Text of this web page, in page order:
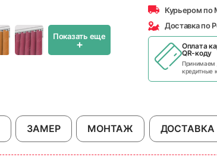
Показать еще
+
Курьером по
Доставка по
Оплата
QR-коду
Принимаем
кредитные
ЗАМЕР МОНТАЖ ДОСТАВКА